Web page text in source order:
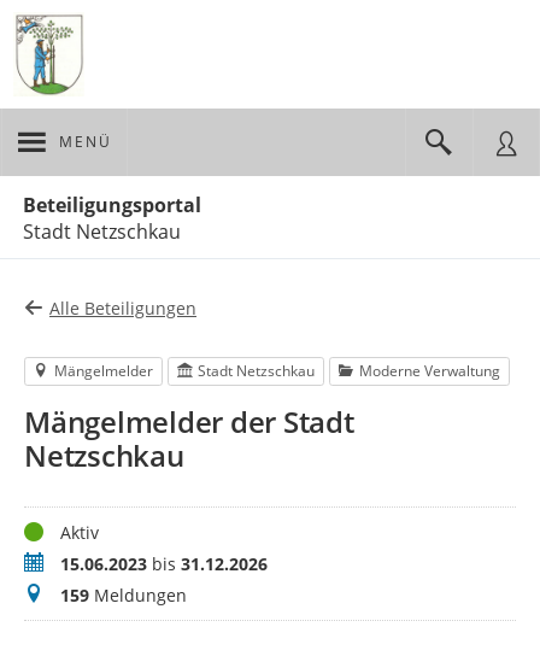
MENÜ
Beteiligungsportal
Stadt Netzschkau
Alle Beteiligungen
Mängelmelder Stadt Netzschkau Moderne Verwaltung
Mängelmelder der Stadt
Netzschkau
StatusAktiv
Zeitraum15.06.2023 bis 31.12.2026
Meldungen
159 Meldungen